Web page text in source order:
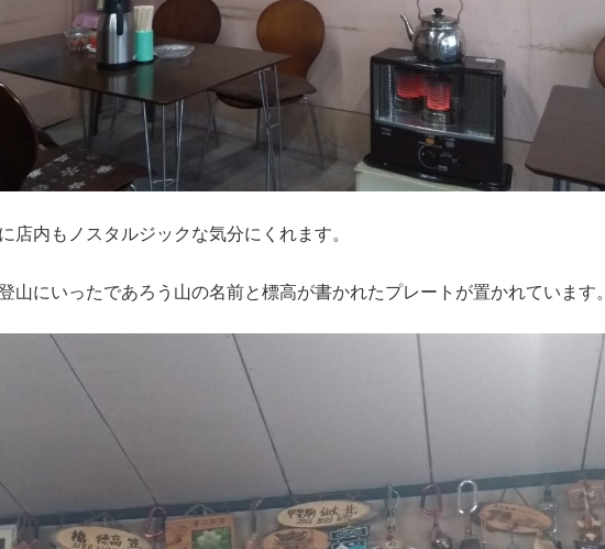
店内もノスタルジックな気分にくれます。
山にいったであろう山の名前と標高が書かれたプレートが置かれています。